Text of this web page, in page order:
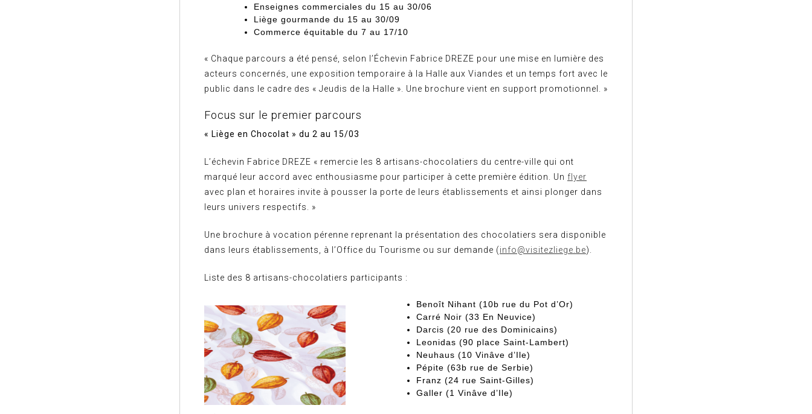
Enseignes commerciales du 15 au 30/06
Liège gourmande du 15 au 30/09
Commerce équitable du 7 au 17/10
« Chaque parcours a été pensé, selon l’Échevin Fabrice DREZE pour une mise en lumière des
acteurs concernés, une exposition temporaire à la Halle aux Viandes et un temps fort avec le
public dans le cadre des « Jeudis de la Halle ». Une brochure vient en support promotionnel. »
Focus sur le premier parcours
« Liège en Chocolat » du 2 au 15/03
L’échevin Fabrice DREZE « remercie les 8 artisans-chocolatiers du centre-ville qui ont
marqué leur accord avec enthousiasme pour participer à cette première édition. Un flyer
avec plan et horaires invite à pousser la porte de leurs établissements et ainsi plonger dans
leurs univers respectifs. »
Une brochure à vocation pérenne reprenant la présentation des chocolatiers sera disponible
dans leurs établissements, à l’Office du Tourisme ou sur demande (info@visitezliege.be).
Liste des 8 artisans-chocolatiers participants :
Benoît Nihant (10b rue du Pot d’Or)
Carré Noir (33 En Neuvice)
Darcis (20 rue des Dominicains)
Leonidas (90 place Saint-Lambert)
Neuhaus (10 Vinâve d’Ile)
Pépite (63b rue de Serbie)
Franz (24 rue Saint-Gilles)
Galler (1 Vinâve d’Ile)